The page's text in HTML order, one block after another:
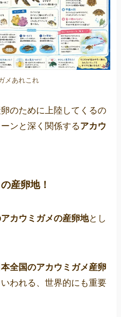
メあれこれ
のために上陸してくるの
ンと深く関係するアカウ
産卵地！
カウミガメの産卵地とし
本全国のアカウミガメ産卵
いわれる、世界的にも重要